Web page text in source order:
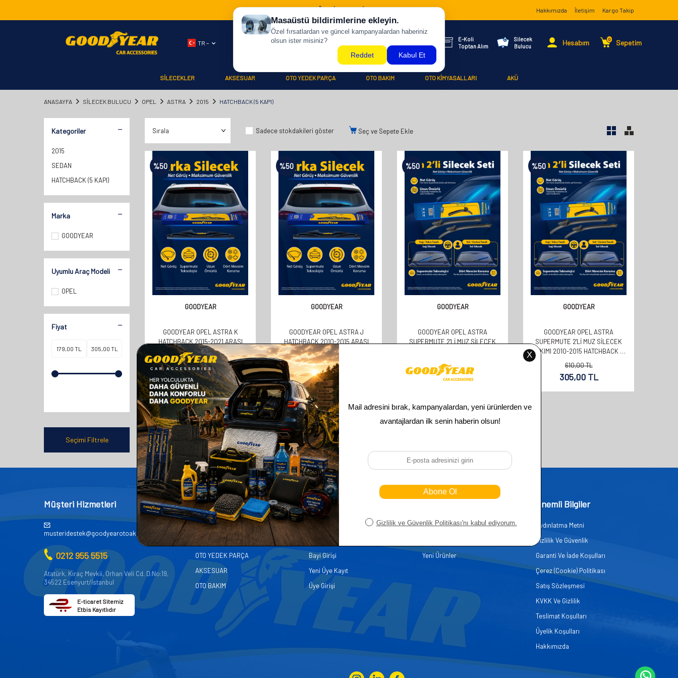
500 TL ÜZERİ KARGO BİZDEN ! Hakkımızda İletişim Kargo Takip
TR −
E-Koli
Toptan Alım
Silecek
Bulucu
Hesabım 0 Sepetim
SİLECEKLER AKSESUAR OTO YEDEK PARÇA OTO BAKIM OTO KİMYASALLARI AKÜ
ANASAYFA SILECEK BULUCU OPEL ASTRA 2015 HATCHBACK (5 KAPI)
Kategoriler
2015
SEDAN
HATCHBACK (5 KAPI)
Marka
GOODYEAR
Uyumlu Araç Modeli
OPEL
Fiyat
Seçimi Filtrele
Sadece stokdakileri göster Seç ve Sepete Ekle
%50
GOODYEAR
GOODYEAR OPEL ASTRA K
HATCHBACK 2015-2021 ARASI
UYUMLU ARKA SILECEK (350MM)
358,00TL
179,00TL
%50
GOODYEAR
GOODYEAR OPEL ASTRA J
HATCHBACK 2010-2015 ARASI
UYUMLU ARKA SILECEK (350MM)
358,00TL
179,00TL
%50
GOODYEAR
GOODYEAR OPEL ASTRA
SUPERMUTE 2'LI MUZ SILECEK
610,00
305,00TL
%50
GOODYEAR
GOODYEAR OPEL ASTRA
SUPERMUTE 2'LI MUZ SILECEK
TAKIMI 2010-2015 HATCHBACK (5
610,00TL
305,00TL
ürün bulunmaktadır.
Müşteri Hizmetleri
musteridestek@goodyearotoaksesuar.com.tr
0212 955 5515
Atatürk, Kıraç Mevkii, Orhan Veli Cd. D:No:19,
34522 Esenyurt/İstanbul
E-ticaret Sitemiz
Etbis Kayıtlıdır
Kategoriler
AKÜ
OTO KİMYASALLARI
OTO YEDEK PARÇA
AKSESUAR
OTO BAKIM
Üye
Sepetim
Bayi Kayıt
Bayi Girişi
Yeni Üye Kayıt
Üye Girişi
Ana Sayfa
Yeni Ürünler
Önemli Bilgiler
Aydınlatma Metni
Gizlilik Ve Güvenlik
Garanti Ve İade Koşulları
Çerez (Cookie) Politikası
Satış Sözleşmesi
KVKK Ve Gizlilik
Teslimat Koşulları
Üyelik Koşulları
Hakkımızda